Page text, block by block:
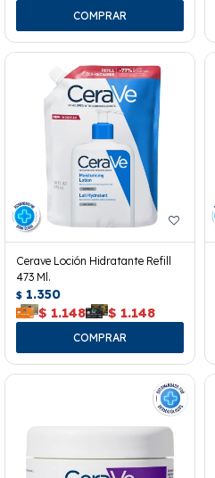
Cerave Loción Hidratante Refill
473 Ml.
$ 1.350
$ 1.148 $ 1.148